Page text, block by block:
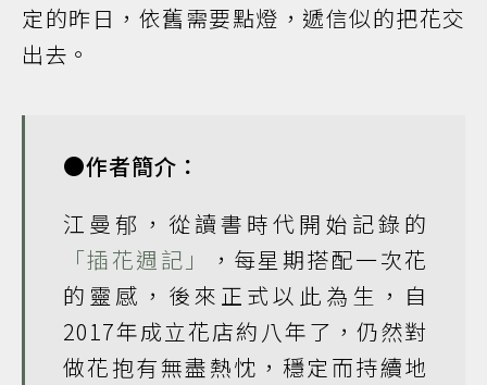
定的昨日，依舊需要點燈，遞信似的把花交
出去。
●作者簡介：
江曼郁，從讀書時代開始記錄的
「插花週記」
，每星期搭配一次花
的靈感，後來正式以此為生，自
2017年成立花店約八年了，仍然對
做花抱有無盡熱忱，穩定而持續地